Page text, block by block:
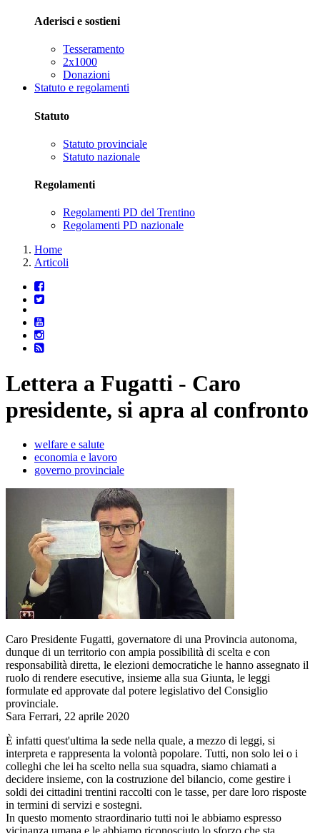
Aderisci e sostieni
Tesseramento
2x1000
Donazioni
Statuto e regolamenti
Statuto
Statuto provinciale
Statuto nazionale
Regolamenti
Regolamenti PD del Trentino
Regolamenti PD nazionale
Home
Articoli
Lettera a Fugatti - Caro
presidente, si apra al confronto
welfare e salute
economia e lavoro
governo provinciale
Caro Presidente Fugatti, governatore di una Provincia autonoma,
dunque di un territorio con ampia possibilità di scelta e con
responsabilità diretta, le elezioni democratiche le hanno assegnato il
ruolo di rendere esecutive, insieme alla sua Giunta, le leggi
formulate ed approvate dal potere legislativo del Consiglio
provinciale.
Sara Ferrari, 22 aprile 2020
È infatti quest'ultima la sede nella quale, a mezzo di leggi, si
interpreta e rappresenta la volontà popolare. Tutti, non solo lei o i
colleghi che lei ha scelto nella sua squadra, siamo chiamati a
decidere insieme, con la costruzione del bilancio, come gestire i
soldi dei cittadini trentini raccolti con le tasse, per dare loro risposte
in termini di servizi e sostegni.
In questo momento straordinario tutti noi le abbiamo espresso